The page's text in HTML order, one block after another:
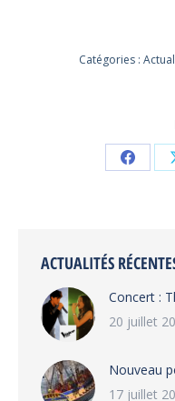
Catégories :
ACTUALITÉS
Concert :
20 juillet
Nouveau
17 juillet